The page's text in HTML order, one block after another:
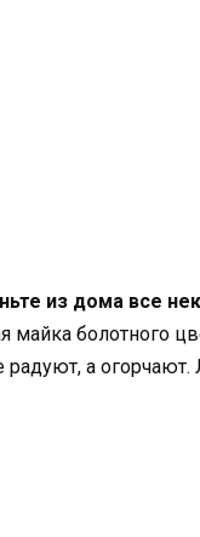
из дома все
майка болотного
а огорчают.